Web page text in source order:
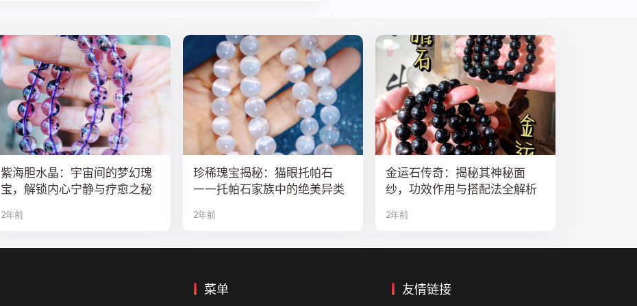
紫海胆水晶：宇宙间的梦幻瑰
宝，解锁内心宁静与疗愈之秘
2年前
珍稀瑰宝揭秘：猫眼托帕石
——托帕石家族中的绝美异类
2年前
金运石传奇：揭秘其神秘面
纱，功效作用与搭配法全解析
2年前
菜单 友情链接